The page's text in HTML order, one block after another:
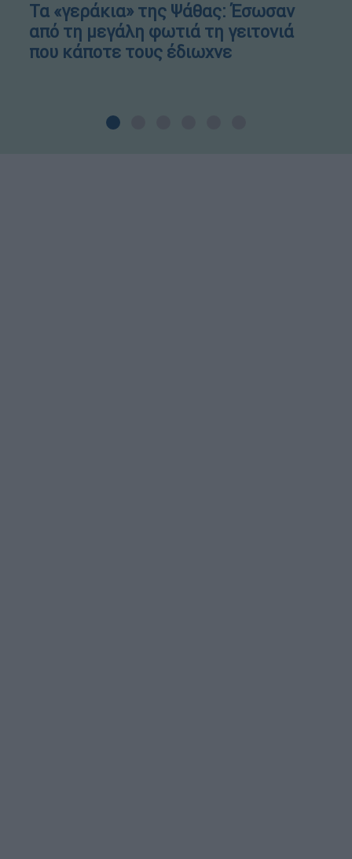
Τα «γεράκια» της Ψάθας: Έσωσαν
από τη μεγάλη φωτιά τη γειτονιά
που κάποτε τους έδιωχνε